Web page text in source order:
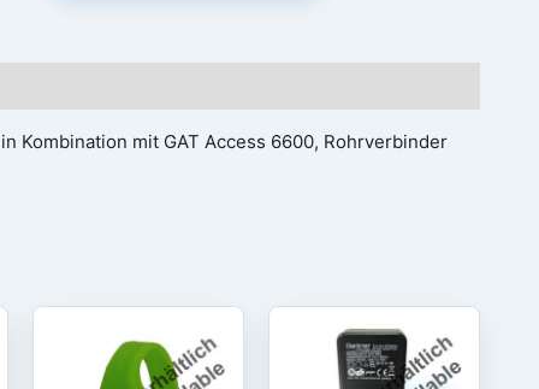
Kombination mit GAT Access 6600, Rohrverbinder